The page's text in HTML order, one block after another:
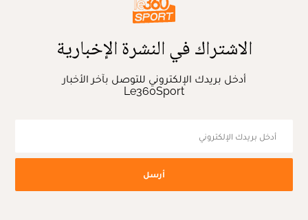
الاشتراك في النشرة الإخبارية
أدخل بريدك الإلكتروني للتوصل بآخر الأخبار
Le360Sport
أرسل